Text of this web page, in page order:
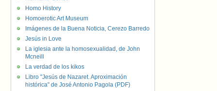
Homo History
Homoerotic Art Museum
Imágenes de la Buena Noticia, Cerezo Barredo
Jesús in Love
La iglesia ante la homosexualidad, de John
Mcneill
La verdad de los kikos
Libro "Jesús de Nazaret. Aproximación
histórica" de José Antonio Pagola (PDF)